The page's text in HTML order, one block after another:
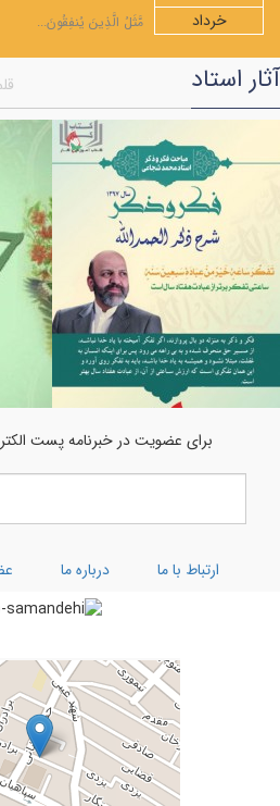
شرح دعاهای روزهای ماه رمضان+صوت
شرح صلوات مخصوص ماه رمضان
همایش اختتامیه جشنواره انسان تمام
ویژه نامه ماه شعبان المعظم
به مناسبت شهادت امام موسی کاظم علیه
فضایل مولی علی علیه السلام به روایت
بر کرانه ی امام جود و سخا امام جواد
اعمال هر ماه نو و نماز اول ماه
ویژه نامه ماه رجب
اولین فراخوان هنری انسان تمام
جشن میلاد حضرت مادر سلام‌الله‌علیها
جشن بزرگ ولادت بانوی آب و آیینه
مَّثَلُ الَّذِينَ يُنفِقُونَ... خرداد
آثار استاد
برای عضویت در خبرنامه پست
ارتباط با ما درباره ما